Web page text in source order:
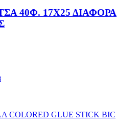
40Φ. 17Χ25 ΔΙΑΦΟΡΑ